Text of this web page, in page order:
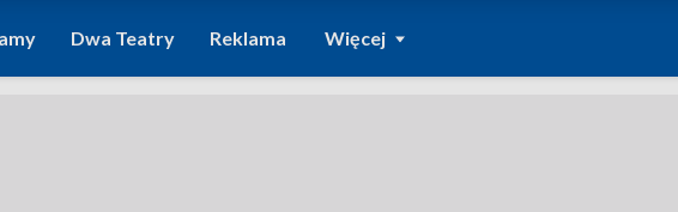
Dwa Teatry Reklama Więcej